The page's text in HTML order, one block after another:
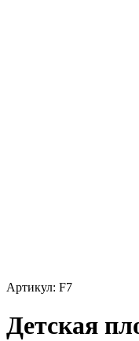
Артикул: F7
Детская